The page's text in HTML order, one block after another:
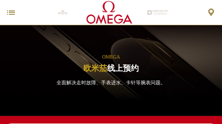
 
OMEGA
欧米茄线上预约
全面解决走时故障、手表进水、卡针等腕表问题。
2026年6月欧米茄天津市售后服务网络优化升级公告
2026年6月欧米茄售后服务中心最新网点地址：